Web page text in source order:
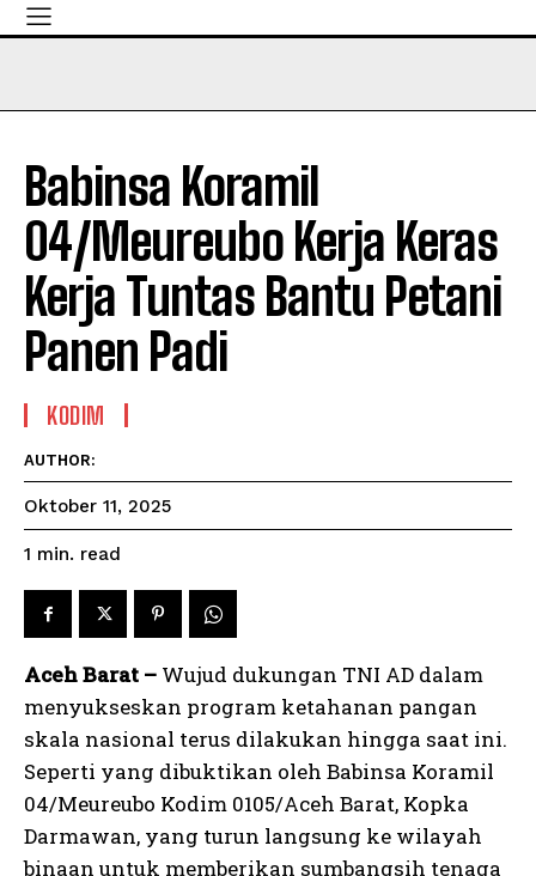
Babinsa Koramil
04/Meureubo Kerja Keras
Kerja Tuntas Bantu Petani
Panen Padi
KODIM
AUTHOR:
Oktober 11, 2025
1 min. read
Aceh Barat – Wujud dukungan TNI AD dalam
menyukseskan program ketahanan pangan
skala nasional terus dilakukan hingga saat ini.
Seperti yang dibuktikan oleh Babinsa Koramil
04/Meureubo Kodim 0105/Aceh Barat, Kopka
Darmawan, yang turun langsung ke wilayah
binaan untuk memberikan sumbangsih tenaga